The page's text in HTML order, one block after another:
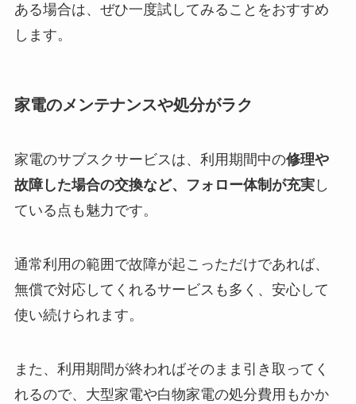
ある場合は、ぜひ一度試してみることをおすすめ
します。
家電のメンテナンスや処分がラク
家電のサブスクサービスは、利用期間中の修理や
故障した場合の交換など、フォロー体制が充実し
ている点も魅力です。
通常利用の範囲で故障が起こっただけであれば、
無償で対応してくれるサービスも多く、安心して
使い続けられます。
また、利用期間が終わればそのまま引き取ってく
れるので、大型家電や白物家電の処分費用もかか